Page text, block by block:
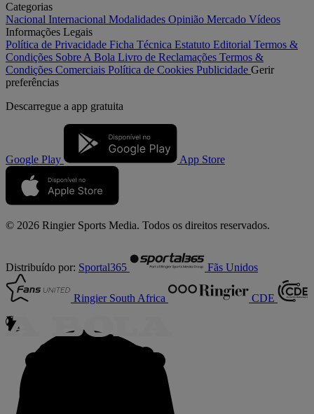
Categorias
Nacional Internacional Modalidades Opinião Mercado Vídeos
Informações Legais
Política de Privacidade Ficha Técnica Estatuto Editorial Termos &
Condições Sobre A Bola Livro de Reclamações Termos &
Condições Comerciais Política de Cookies Publicidade Gerir
preferências
Descarregue a app gratuita
Google Play App Store
© 2026 Ringier Sports Media. Todos os direitos reservados.
Distribuído por: Sportal365 Fãs Unidos
Ringier South Africa CDE